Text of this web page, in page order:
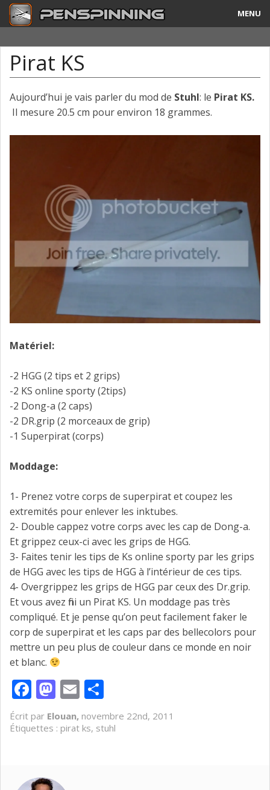
MENU
Tricks & Combos
Stylos & Mods
Pirat KS
Aujourd’hui je vais parler du mod de Stuhl: le Pirat KS.
Il mesure 20.5 cm pour environ 18 grammes.
Matériel:
-2 HGG (2 tips et 2 grips)
-2 KS online sporty (2tips)
-2 Dong-a (2 caps)
-2 DR.grip (2 morceaux de grip)
-1 Superpirat (corps)
Moddage:
1- Prenez votre corps de superpirat et coupez les
extremités pour enlever les inktubes.
2- Double cappez votre corps avec les cap de Dong-a.
Et grippez ceux-ci avec les grips de HGG.
3- Faites tenir les tips de Ks online sporty par les grips
de HGG avec les tips de HGG à l’intérieur de ces tips.
4- Overgrippez les grips de HGG par ceux des Dr.grip.
Et vous avez fini un Pirat KS. Un moddage pas très
compliqué. Et je pense qu’on peut facilement faker le
corp de superpirat et les caps par des bellecolors pour
mettre un peu plus de couleur dans ce monde en noir
et blanc.
Facebook
Mastodon
Email
Écrit par Elouan, novembre 22nd, 2011
Étiquettes : pirat ks, stuhl